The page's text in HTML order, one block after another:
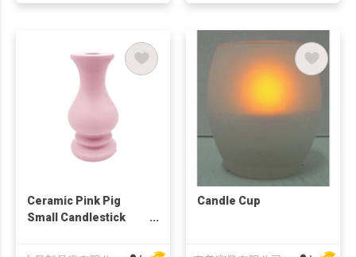
Ceramic Pink Pig
Small Candlestick
Candle Cup